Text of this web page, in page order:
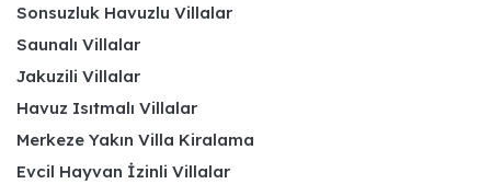
Sonsuzluk Havuzlu Villalar
Saunalı Villalar
Jakuzili Villalar
Havuz Isıtmalı Villalar
Merkeze Yakın Villa Kiralama
Evcil Hayvan İzinli Villalar